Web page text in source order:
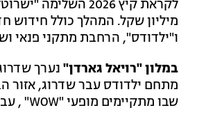
מיליון שקל. המהלך כולל חידוש
ו"ילדודס", הרחבת מתקני פנאי
במלון "רויאל גארדן"
מתחם ילדודס עבר שדרוג, אזור
שבו מתקיימים מופעי "WOW" , עבר שיפוץ.